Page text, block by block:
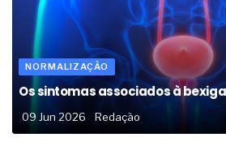
NORMALIZAÇÃO
Os sintomas associados à
09 Jun 2026 Redação